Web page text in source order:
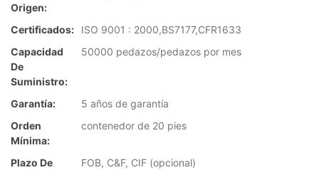
Origen:
Certificados:
ISO 9001 : 2000,BS7177,CFR1633
Capacidad
De
Suministro:
50000 pedazos/pedazos por mes
Garantía:
5 años de garantía
Orden
Mínima:
contenedor de 20 pies
Plazo De
FOB, C&F, CIF (opcional)